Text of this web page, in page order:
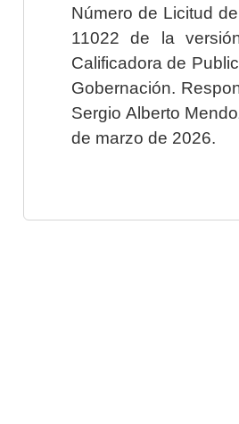
Número de Licitud
11022 de la
Calificadora de
Gobernación.
Sergio Alberto
de marzo de 2026.